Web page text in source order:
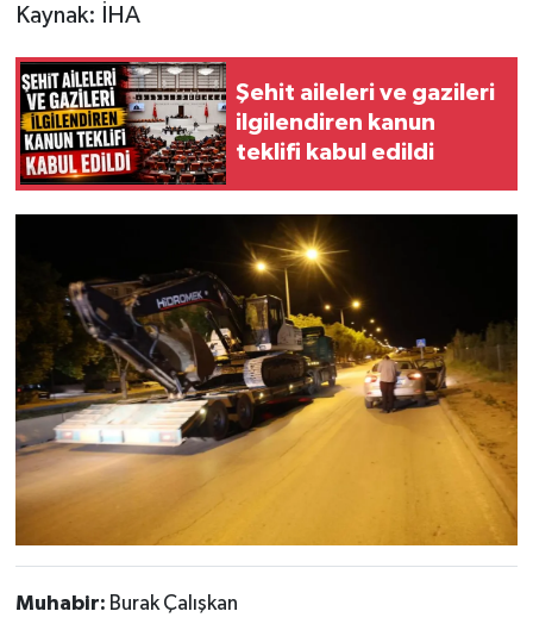
Kaynak: İHA
Şehit aileleri ve gazileri
ilgilendiren kanun
teklifi kabul edildi
Muhabir: Burak Çalışkan